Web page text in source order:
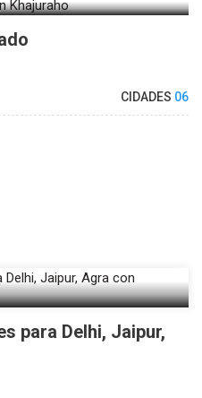
CIDADES 06
para Delhi, Jaipur,